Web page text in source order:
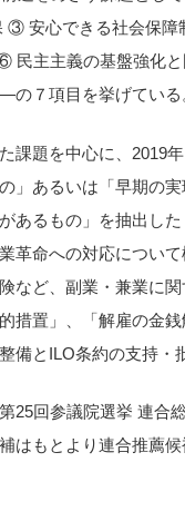
安心できる社会保
民主主義の基盤強化
の７項目を挙げている
課題を中心に、2019
」あるいは「早期の
あるもの」を抽出し
革命への対応につい
など、副業・兼業に
措置」、「解雇の金
備とILO条約の支持・
25回参議院選挙 連合
はもとより連合推薦